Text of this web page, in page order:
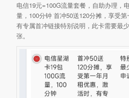
电信19元=100G流量套餐，自助办理，
量，100分钟 首冲50送120分摊，享受第
有专属首冲链接特别说明，此卡需要最
张。